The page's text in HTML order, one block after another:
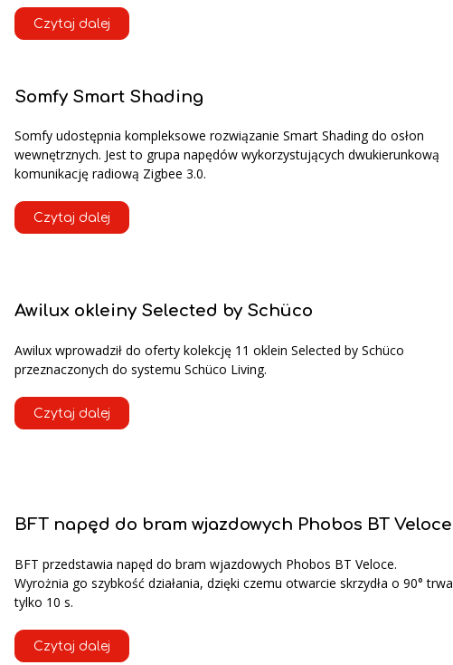
Czytaj dalej
Somfy Smart Shading
Somfy udostępnia kompleksowe rozwiązanie Smart Shading do osłon
wewnętrznych. Jest to grupa napędów wykorzystujących dwukierunkową
komunikację radiową Zigbee 3.0.
Czytaj dalej
Awilux okleiny Selected by Schüco
Awilux wprowadził do oferty kolekcję 11 oklein Selected by Schüco
przeznaczonych do systemu Schüco Living.
Czytaj dalej
BFT napęd do bram wjazdowych Phobos BT Veloce
BFT przedstawia napęd do bram wjazdowych Phobos BT Veloce.
Wyrożnia go szybkość działania, dzięki czemu otwarcie skrzydła o 90° trwa
tylko 10 s.
Czytaj dalej